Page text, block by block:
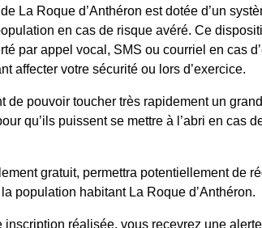
Accueil>Agenda >Trésor d’Histoire
La Roque d’Anthéron est dotée d’un
en cas de risque avéré. Ce
par appel vocal, SMS ou courriel en cas
affecter votre sécurité ou lors d’exercice.
de pouvoir toucher très rapidement un
qu’ils puissent se mettre à l’abri en cas
gratuit, permettra potentiellement de
population habitant La Roque d’Anthéron.
inscription réalisée, vous recevrez une